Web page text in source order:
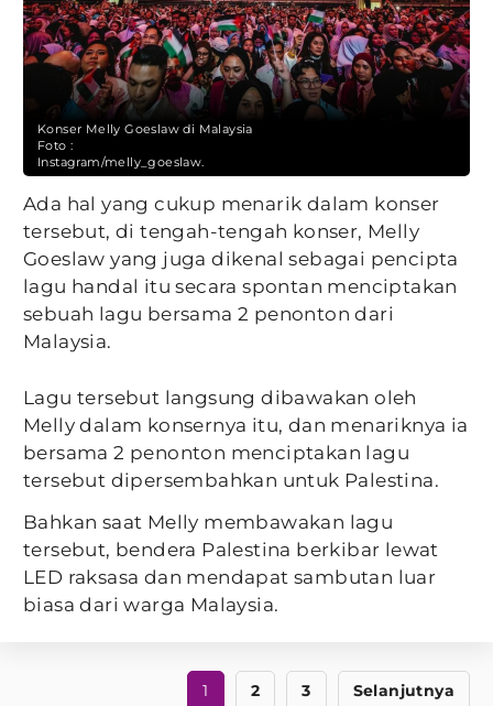
Konser Melly Goeslaw di Malaysia
Foto :
Instagram/melly_goeslaw.
Ada hal yang cukup menarik dalam konser
tersebut, di tengah-tengah konser, Melly
Goeslaw yang juga dikenal sebagai pencipta
lagu handal itu secara spontan menciptakan
sebuah lagu bersama 2 penonton dari
Malaysia.
Lagu tersebut langsung dibawakan oleh
Melly dalam konsernya itu, dan menariknya ia
bersama 2 penonton menciptakan lagu
tersebut dipersembahkan untuk Palestina.
Bahkan saat Melly membawakan lagu
tersebut, bendera Palestina berkibar lewat
LED raksasa dan mendapat sambutan luar
biasa dari warga Malaysia.
1 2 3 Selanjutnya